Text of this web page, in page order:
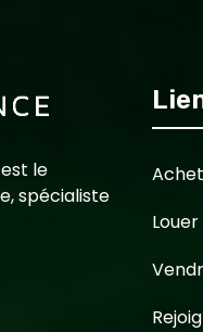
le
spécialiste
Louer